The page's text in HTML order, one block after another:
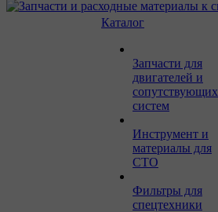
Каталог
Запчасти для
двигателей и
сопутствующих
систем
Инструмент и
материалы для
СТО
Фильтры для
спецтехники